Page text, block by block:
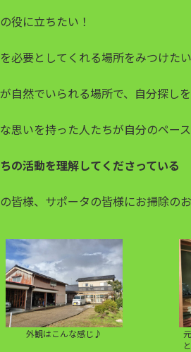
役に立ちたい！
必要としてくれる場所をみつけたい
自然でいられる場所で、自分探しを
思いを持った人たちが自分のペー
の活動を理解してくださっている
皆様、サポータの皆様にお掃除の
外観はこんな感じ♪